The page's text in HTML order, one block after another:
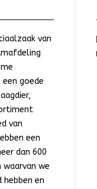
van
goede
van
een
dan 600
waarvan we
hebben en